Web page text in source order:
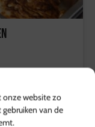
onze website zo
van de